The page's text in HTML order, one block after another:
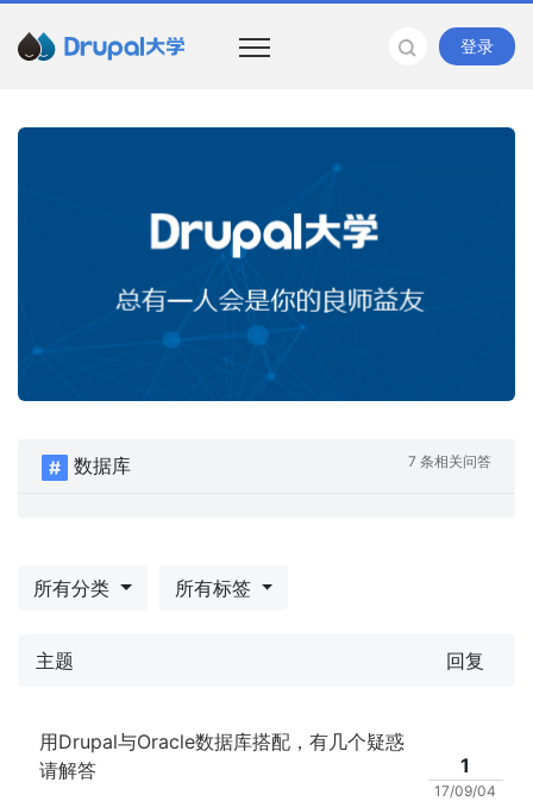
登录
数据库 7 条相关问答
所有分类 所有标签
主题 回复
用Drupal与Oracle数据库搭配，有几个疑惑
请解答
1
17/09/04